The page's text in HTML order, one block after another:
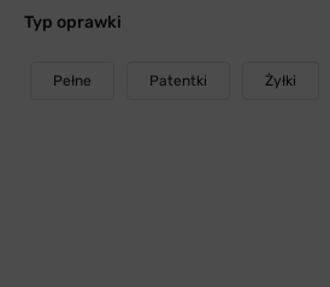
Typ oprawki
Pełne Patentki Żyłki